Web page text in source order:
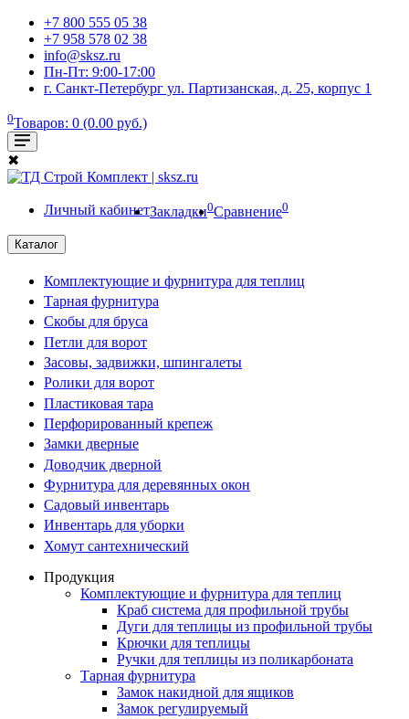
+7 800 555 05 38
+7 958 578 02 38
info@sksz.ru
Пн-Пт: 9:00-17:00
г. Санкт-Петербург ул. Партизанская, д. 25, корпус 1
0Товаров: 0 (0.00 руб.)
✖
Личный кабинетЗакладки0Сравнение0
Каталог
Комплектующие и фурнитура для теплиц
Тарная фурнитура
Скобы для бруса
Петли для ворот
Засовы, задвижки, шпингалеты
Ролики для ворот
Пластиковая тара
Перфорированный крепеж
Замки дверные
Доводчик дверной
Фурнитура для деревянных окон
Садовый инвентарь
Инвентарь для уборки
Хомут сантехнический
Продукция
Комплектующие и фурнитура для теплиц
Краб система для профильной трубы
Дуги для теплицы из профильной трубы
Крючки для теплицы
Ручки для теплицы из поликарбоната
Тарная фурнитура
Замок накидной для ящиков
Замок регулируемый